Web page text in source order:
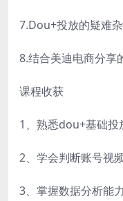
7.Dou+投放的疑难
8.结合美迪电商分享
课程收获
1、熟悉dou+基础投
2、学会判断账号视
3、掌握数据分析能